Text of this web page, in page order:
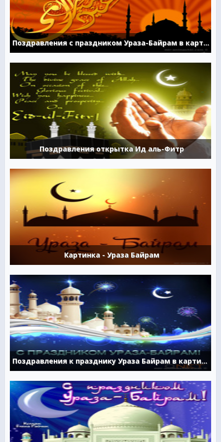
Поздравления с праздником Ураза-Байрам в картинках
Поздравления открытка Ид аль-Фитр
Картинка - Ураза Байрам
Поздравления к празднику Ураза Байрам в картинках